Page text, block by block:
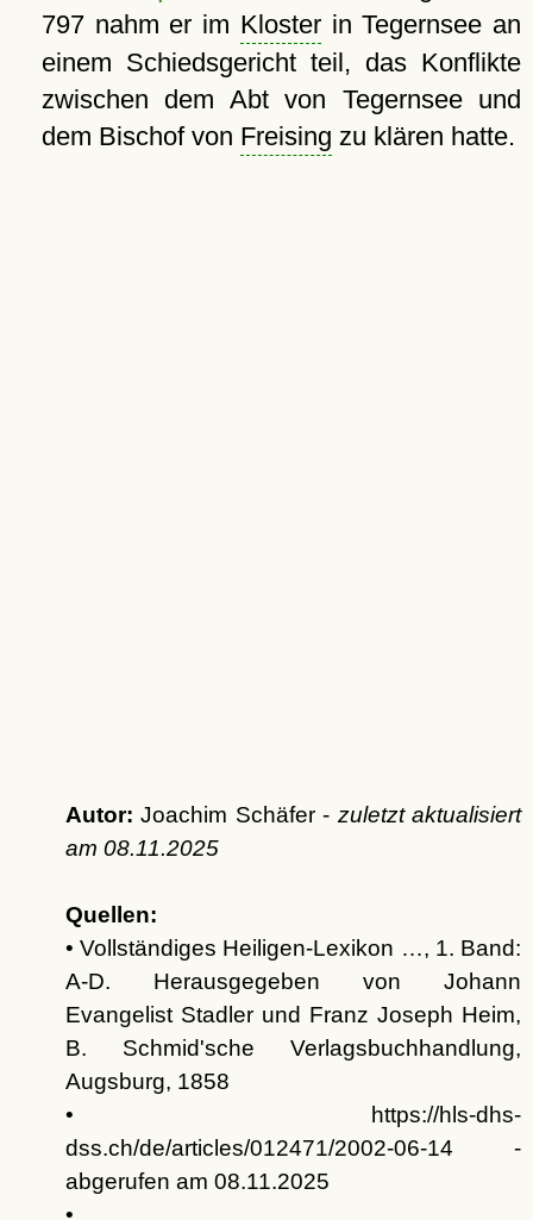
797 nahm er im Klosterin Tegernsee an
einem Schiedsgericht teil, das Konflikte
zwischen dem Abt von Tegernsee und
dem Bischof von Freising zu klären hatte.
Autor: Joachim Schäfer - zuletzt aktualisiert
am 08.11.2025
Quellen:
• Vollständiges Heiligen-Lexikon …, 1. Band:
A-D. Herausgegeben von Johann
Evangelist Stadler und Franz Joseph Heim,
B. Schmid'sche Verlagsbuchhandlung,
Augsburg, 1858
• https://hls-dhs-
dss.ch/de/articles/012471/2002-06-14 -
abgerufen am 08.11.2025
•